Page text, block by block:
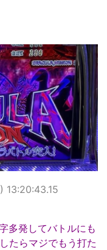
13:20:43.15
多発してバトルにも
たらマジでもう打た